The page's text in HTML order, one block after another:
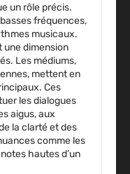
un rôle précis.
fréquences,
musicaux.
une dimension
Les médiums,
mettent en
Ces
les dialogues
aigus, aux
la clarté et des
comme les
hautes d’un